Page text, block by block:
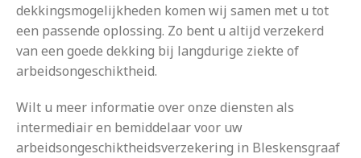
dekkingsmogelijkheden komen wij samen met u tot
een passende oplossing. Zo bent u altijd verzekerd
van een goede dekking bij langdurige ziekte of
arbeidsongeschiktheid.
Wilt u meer informatie over onze diensten als
intermediair en bemiddelaar voor uw
arbeidsongeschiktheidsverzekering in Bleskensgraaf